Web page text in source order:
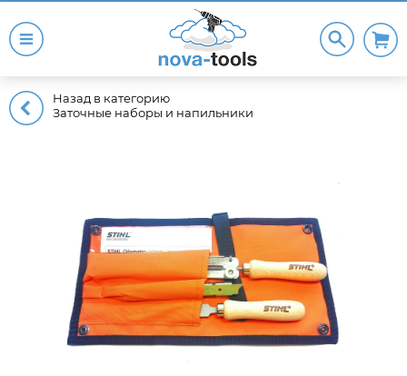
Назад в категорию
Заточные наборы и напильники